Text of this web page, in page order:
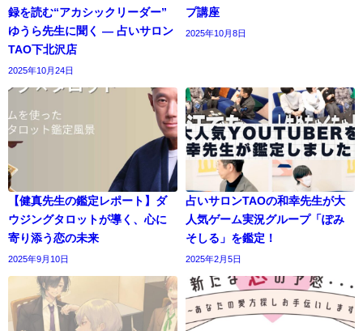
録を読む“アカシックリーダー”
ゆうら先生に聞く ― 占いサロン
TAO下北沢店
2025年10月24日
プ講座
2025年10月8日
【健真先生の鑑定レポート】ダ
ウジングタロットが導く、心に
寄り添う恋の未来
2025年9月10日
占いサロンTAOの和幸先生が大
人気ゲーム実況グループ「ぽみ
そしる」を鑑定！
2025年2月5日